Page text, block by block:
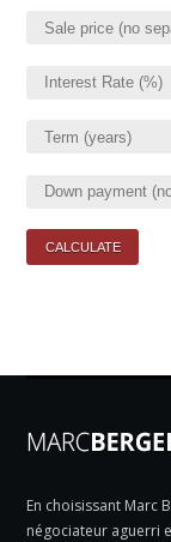
En choisissant Marc
négociateur aguerri